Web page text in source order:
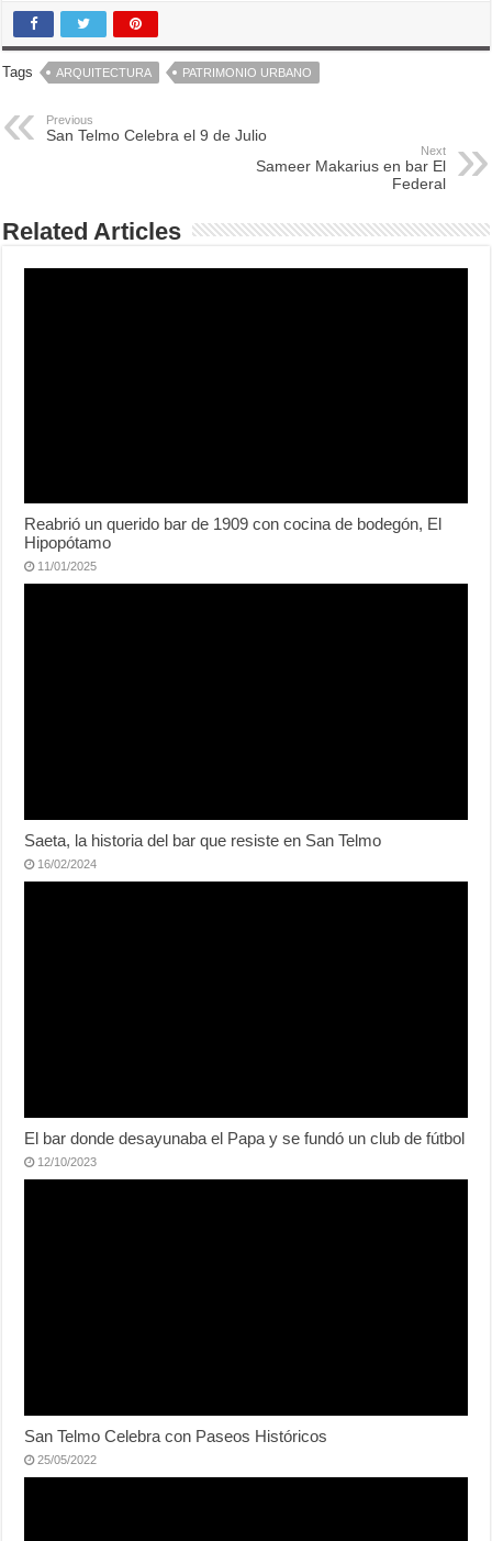
Tags ARQUITECTURA PATRIMONIO URBANO
Previous
San Telmo Celebra el 9 de Julio
Next
Sameer Makarius en bar El
Federal
Related Articles
Reabrió un querido bar de 1909 con cocina de bodegón, El
Hipopótamo
11/01/2025
Saeta, la historia del bar que resiste en San Telmo
16/02/2024
El bar donde desayunaba el Papa y se fundó un club de fútbol
12/10/2023
San Telmo Celebra con Paseos Históricos
25/05/2022